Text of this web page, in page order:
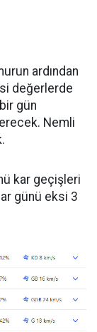
ardından
değerlerde
gün
Nemli
kar geçişleri
günü eksi 3